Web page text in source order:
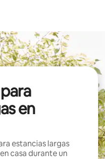
en
estancias largas
casa durante un